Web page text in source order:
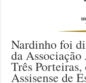
Nardinho foi
da
Três
Assisense de